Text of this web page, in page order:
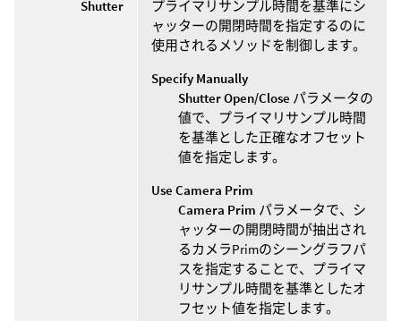
Shutter
プライマリサンプル時間を基準にシ
ャッターの開閉時間を指定するのに
使用されるメソッドを制御します。
Specify Manually
Shutter Open/Close パラメータの
値で、プライマリサンプル時間
を基準とした正確なオフセット
値を指定します。
Use Camera Prim
Camera Prim パラメータで、シ
ャッターの開閉時間が抽出され
るカメラPrimのシーングラフパ
スを指定することで、プライマ
リサンプル時間を基準としたオ
フセット値を指定します。